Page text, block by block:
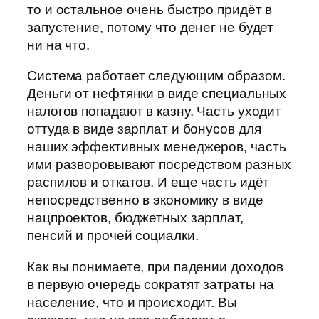
то и остальное очень быстро придёт в
запустение, потому что денег не будет
ни на что.
Система работает следующим образом.
Деньги от нефтянки в виде специальных
налогов попадают в казну. Часть уходит
оттуда в виде зарплат и бонусов для
наших эффективных менеджеров, часть
ими разворовывают посредством разных
распилов и откатов. И еще часть идёт
непосредственно в экономику в виде
нацпроектов, бюджетных зарплат,
пенсий и прочей социалки.
Как вы понимаете, при падении доходов
в первую очередь сократят затраты на
население, что и происходит. Вы